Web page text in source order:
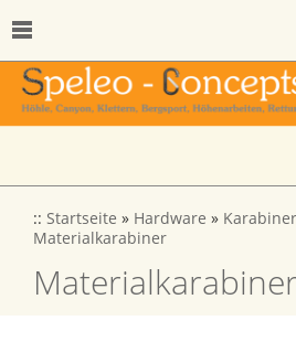
:: Startseite » Hardware »
Materialkarabiner
Materialkarabiner